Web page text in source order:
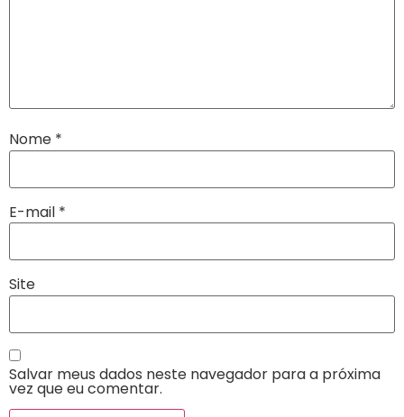
Nome *
E-mail *
Site
Salvar meus dados neste navegador para a próxima
vez que eu comentar.